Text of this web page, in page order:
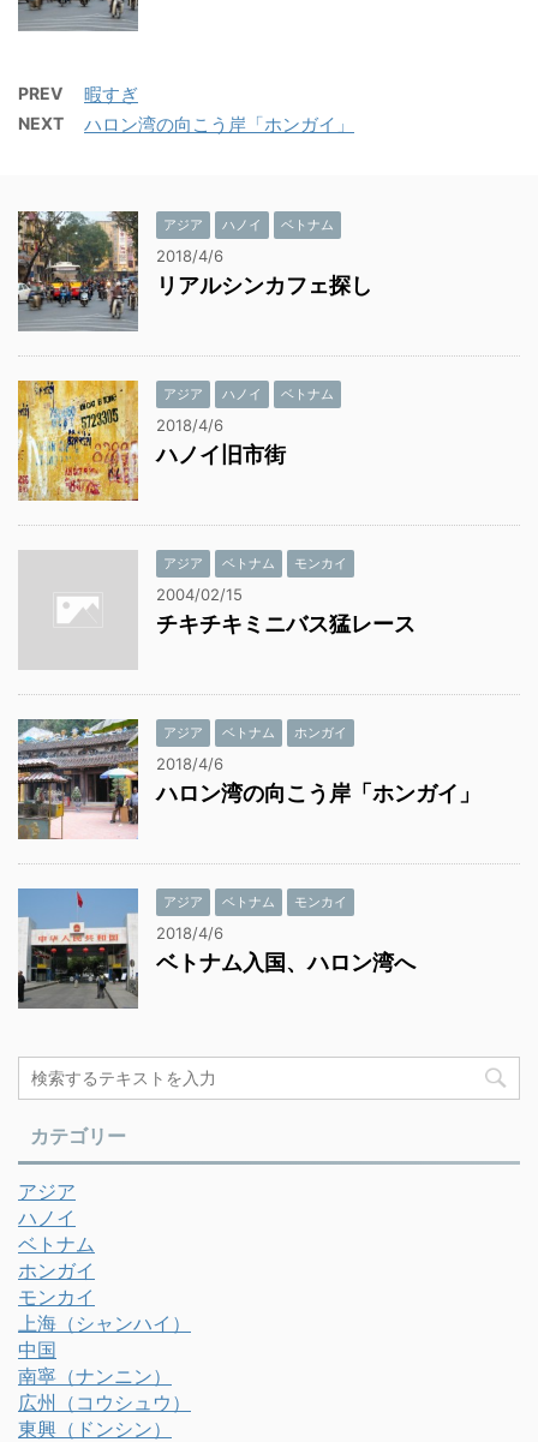
PREV 暇すぎ
NEXT ハロン湾の向こう岸「ホンガイ」
アジア ハノイ ベトナム
2018/4/6
リアルシンカフェ探し
アジア ハノイ ベトナム
2018/4/6
ハノイ旧市街
アジア ベトナム モンカイ
2004/02/15
チキチキミニバス猛レース
アジア ベトナム ホンガイ
2018/4/6
ハロン湾の向こう岸「ホンガイ」
アジア ベトナム モンカイ
2018/4/6
ベトナム入国、ハロン湾へ
カテゴリー
アジア
ハノイ
ベトナム
ホンガイ
モンカイ
上海（シャンハイ）
中国
南寧（ナンニン）
広州（コウシュウ）
東興（ドンシン）